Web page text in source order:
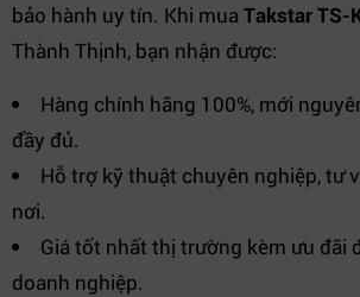
bảo hành uy tín. Khi mua Takstar TS-
Thành Thịnh, bạn nhận được:
Hàng chính hãng 100%, mới
đầy đủ.
Hỗ trợ kỹ thuật chuyên nghiệp, tư
nơi.
Giá tốt nhất thị trường kèm ưu đãi
doanh nghiệp.